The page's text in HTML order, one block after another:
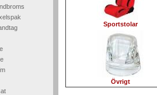
Sportstolar
Övrigt